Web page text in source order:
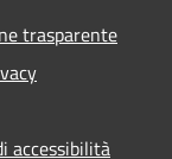
trasparente
accessibilità